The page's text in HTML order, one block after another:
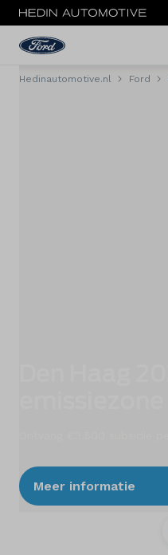
Menu
Hedinautomotive.nl Ford
Meer informatie